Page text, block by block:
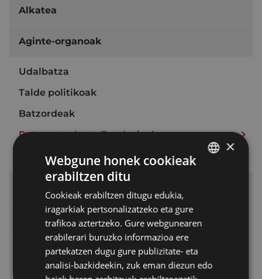
Alkatea
Aginte-organoak
Udalbatza
Talde politikoak
Batzordeak
Patronatuak eta Fundazioak
Ordezkaritzak
Araudia tramitatze bidean
Udalaren erabakiak
×
Webgune honek cookieak
erabiltzen ditu
Cookieak erabiltzen ditugu edukia,
iragarkiak pertsonalizatzeko eta gure
trafikoa aztertzeko. Gure webgunearen
erabilerari buruzko informazioa ere
partekatzen dugu gure publizitate- eta
analisi-bazkideekin, zuk eman diezun edo